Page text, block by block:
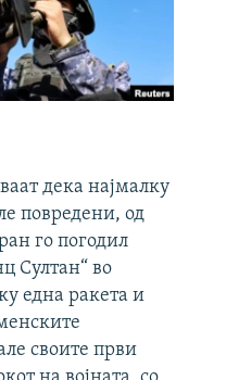
дека најмалку
повредени, од
го погодил
Султан“ во
една ракета и
своите први